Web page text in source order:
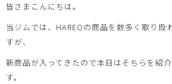
皆さまこんにちは。
当ジムでは、HAREOの商品を数多く取り扱
すが、
新商品が入ってきたので本日はそちらを紹
す。